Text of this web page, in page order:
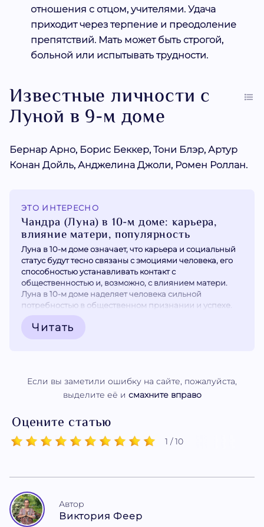
отношения с отцом, учителями. Удача
приходит через терпение и преодоление
препятствий. Мать может быть строгой,
больной или испытывать трудности.
Известные личности с
Луной в 9-м доме
Бернар Арно, Борис Беккер, Тони Блэр, Артур
Конан Дойль, Анджелина Джоли, Ромен Роллан.
ЭТО ИНТЕРЕСНО
Чандра (Луна) в 10-м доме: карьера,
влияние матери, популярность
Луна в 10-м доме означает, что карьера и социальный
статус будут тесно связаны с эмоциями человека, его
способностью устанавливать контакт с
общественностью и, возможно, с влиянием матери.
Луна в 10-м доме наделяет человека сильной
потребностью в общественном признании и успехе.
он глубоко переживает свои профессиональные
Читать
Если вы заметили ошибку на сайте, пожалуйста,
выделите её и смахните вправо
Оцените статью
1 / 10
Автор
Виктория Феер